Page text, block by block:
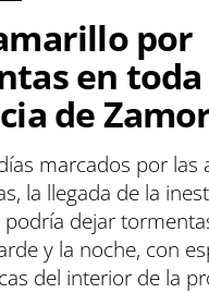
por
en toda
de
marcados por las
la llegada de la
dejar
y la noche, con
del interior de la